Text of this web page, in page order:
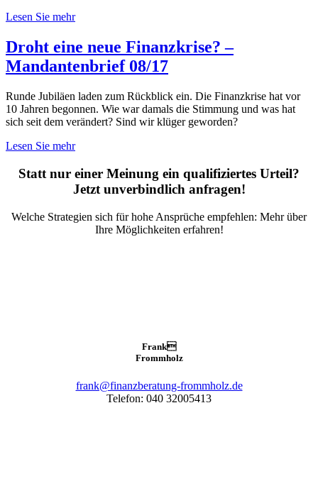
Lesen Sie mehr
Droht eine neue Finanzkrise? –
Mandantenbrief 08/17
Runde Jubiläen laden zum Rückblick ein. Die Finanzkrise hat vor
10 Jahren begonnen. Wie war damals die Stimmung und was hat
sich seit dem verändert? Sind wir klüger geworden?
Lesen Sie mehr
Statt nur einer Meinung ein qualifiziertes Urteil?
Jetzt unverbindlich anfragen!
Welche Strategien sich für hohe Ansprüche empfehlen: Mehr über
Ihre Möglichkeiten erfahren!
Frank
Frommholz
frank@finanzberatung-frommholz.de
Telefon: 040 32005413